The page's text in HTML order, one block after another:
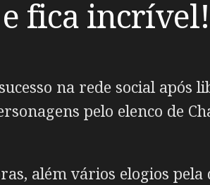
fica incrível!
na rede social após
pelo elenco de
além vários elogios pela